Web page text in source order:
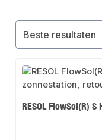
RESOL FlowSol(R)